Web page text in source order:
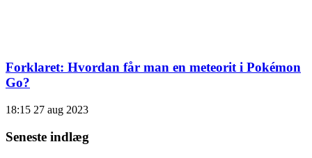
Forklaret: Hvordan får man en meteorit i Pokémon
Go?
18:15 27 aug 2023
Seneste indlæg